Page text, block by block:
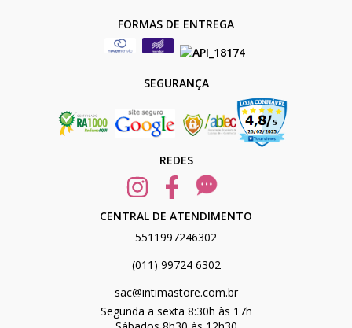
FORMAS DE ENTREGA
SEGURANÇA
REDES
CENTRAL DE ATENDIMENTO
5511997246302
(011) 99724 6302
sac@intimastore.com.br
Segunda a sexta 8:30h às 17h